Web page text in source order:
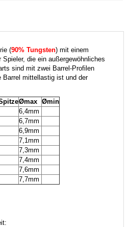
(90% Tungsten) mit einem
die ein außergewöhnliches
sind mit zwei Barrel-Profilen
Barrel mittellastig ist und der
Ømax Ømin
6,4mm
6,7mm
6,9mm
7,1mm
7,3mm
7,4mm
7,6mm
7,7mm